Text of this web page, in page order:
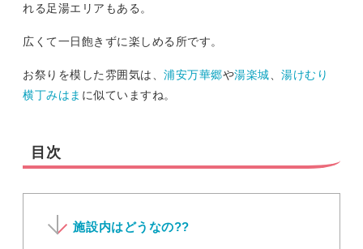
れる足湯エリアもある。
広くて一日飽きずに楽しめる所です。
お祭りを模した雰囲気は、浦安万華郷や湯楽城 、湯けむり
横丁みはま に似ていますね。
目次
施設内はどうなの??